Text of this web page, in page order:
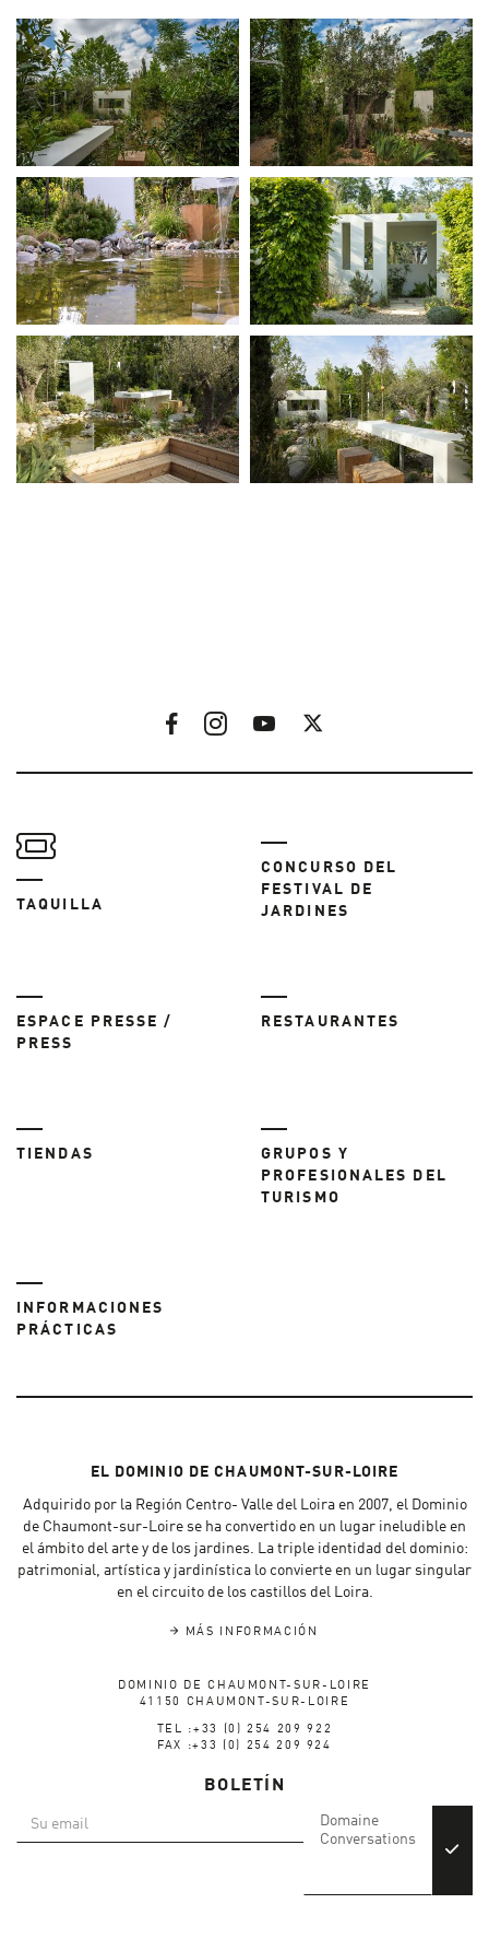
TAQUILLA
CONCURSO DEL
FESTIVAL DE
JARDINES
ESPACE PRESSE /
PRESS
RESTAURANTES
TIENDAS
GRUPOS Y
PROFESIONALES DEL
TURISMO
INFORMACIONES
PRÁCTICAS
EL DOMINIO DE CHAUMONT-SUR-LOIRE
Adquirido por la Región Centro- Valle del Loira en 2007, el Dominio
de Chaumont-sur-Loire se ha convertido en un lugar ineludible en
el ámbito del arte y de los jardines. La triple identidad del dominio:
patrimonial, artística y jardinística lo convierte en un lugar singular
en el circuito de los castillos del Loira.
MÁS INFORMACIÓN
DOMINIO DE CHAUMONT-SUR-LOIRE
41150 CHAUMONT-SUR-LOIRE
TEL :+33 (0) 254 209 922
FAX :+33 (0) 254 209 924
BOLETÍN